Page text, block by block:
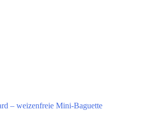
– weizenfreie Mini-Baguette